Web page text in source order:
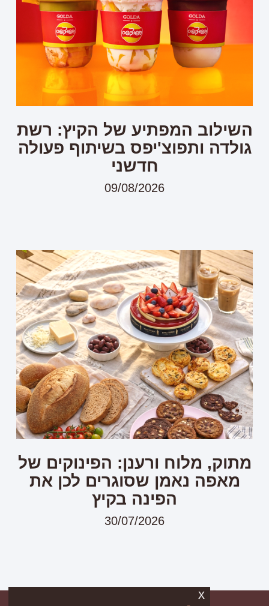
השילוב המפתיע של הקיץ: רשת
גולדה ותפוצ'יפס בשיתוף פעולה
חדשני
09/08/2026
מתוק, מלוח ורענן: הפינוקים של
מאפה נאמן שסוגרים לכן את
הפינה בקיץ
30/07/2026
x